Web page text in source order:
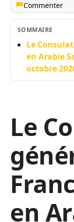
Commenter
SOMMAIRE
Le
en Arabie
octobre
Le
en